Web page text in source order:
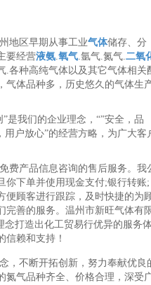
地区早期从事工业气体储存、分
要经营液氨.氧气.氩气.氮气.二氧
.各种高纯气体以及其它气体相关
气体品种多，历史悠久的气体生
我们的企业理念，“”安全，品
户放心”的经营方略，为广大客
费产品信息咨询的售后服务。我
你下单并使用现金支付;银行转账;
便顾客进行跟踪，及时快捷的为
完善的服务。温州市新旺气体有
念打造出化工贸易行优异的服务
信赖和支持！
，不断开拓创新，努力奉献优良
氮气品种齐全、价格合理，深受